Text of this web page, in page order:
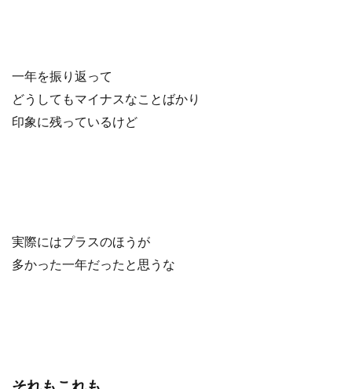
一年を振り返って
どうしてもマイナスなことばかり
印象に残っているけど
実際にはプラスのほうが
多かった一年だったと思うな